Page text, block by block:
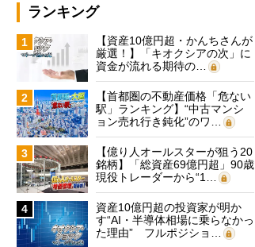
ランキング
1
【資産10億円超・かんちさんが
厳選！】「キオクシアの次」に
資金が流れる期待の…
2
【首都圏の不動産価格「危ない
駅」ランキング】“中古マンシ
ョン売れ行き鈍化”のワ…
3
【億り人オールスターが狙う20
銘柄】「総資産69億円超」90歳
現役トレーダーから“1…
4
資産10億円超の投資家が明か
す“AI・半導体相場に乗らなかっ
た理由” フルポジショ…